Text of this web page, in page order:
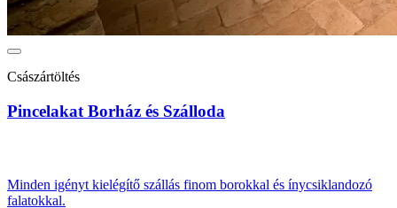
Császártöltés
Pincelakat Borház és Szálloda
Minden igényt kielégítő szállás finom borokkal és ínycsiklandozó
falatokkal.